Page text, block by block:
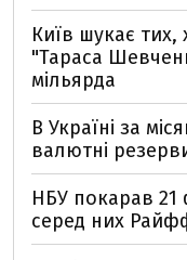
Київ шукає тих,
"Тараса
мільярда
В Україні за
валютні
НБУ покарав 21
серед них